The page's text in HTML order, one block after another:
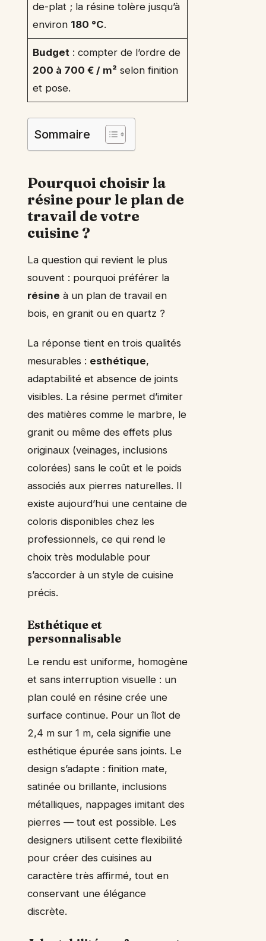
de-plat ; la résine tolère jusqu’à
environ 180 °C.
Budget : compter de l’ordre de
200 à 700 € / m² selon finition
et pose.
Sommaire
Pourquoi choisir la
résine pour le plan de
travail de votre
cuisine ?
La question qui revient le plus
souvent : pourquoi préférer la
résine à un plan de travail en
bois, en granit ou en quartz ?
La réponse tient en trois qualités
mesurables : esthétique,
adaptabilité et absence de joints
visibles. La résine permet d’imiter
des matières comme le marbre, le
granit ou même des effets plus
originaux (veinages, inclusions
colorées) sans le coût et le poids
associés aux pierres naturelles. Il
existe aujourd’hui une centaine de
coloris disponibles chez les
professionnels, ce qui rend le
choix très modulable pour
s’accorder à un style de cuisine
précis.
Esthétique et
personnalisable
Le rendu est uniforme, homogène
et sans interruption visuelle : un
plan coulé en résine crée une
surface continue. Pour un îlot de
2,4 m sur 1 m, cela signifie une
esthétique épurée sans joints. Le
design s’adapte : finition mate,
satinée ou brillante, inclusions
métalliques, nappages imitant des
pierres — tout est possible. Les
designers utilisent cette flexibilité
pour créer des cuisines au
caractère très affirmé, tout en
conservant une élégance
discrète.